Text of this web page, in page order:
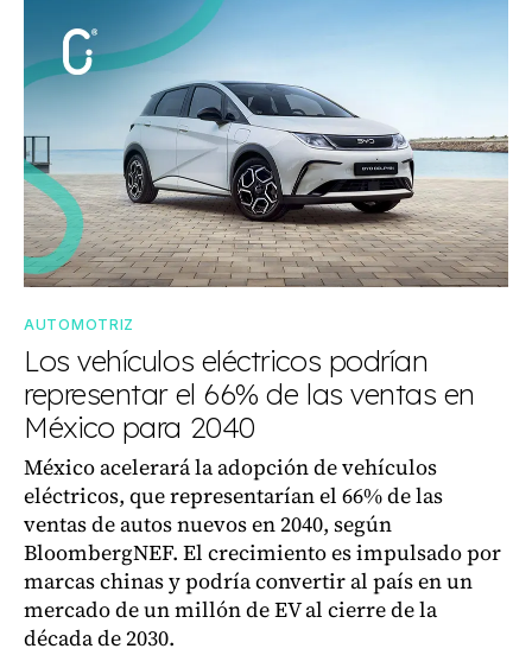
AUTOMOTRIZ
Los vehículos eléctricos podrían
representar el 66% de las ventas en
México para 2040
México acelerará la adopción de vehículos
eléctricos, que representarían el 66% de las
ventas de autos nuevos en 2040, según
BloombergNEF. El crecimiento es impulsado por
marcas chinas y podría convertir al país en un
mercado de un millón de EV al cierre de la
década de 2030.